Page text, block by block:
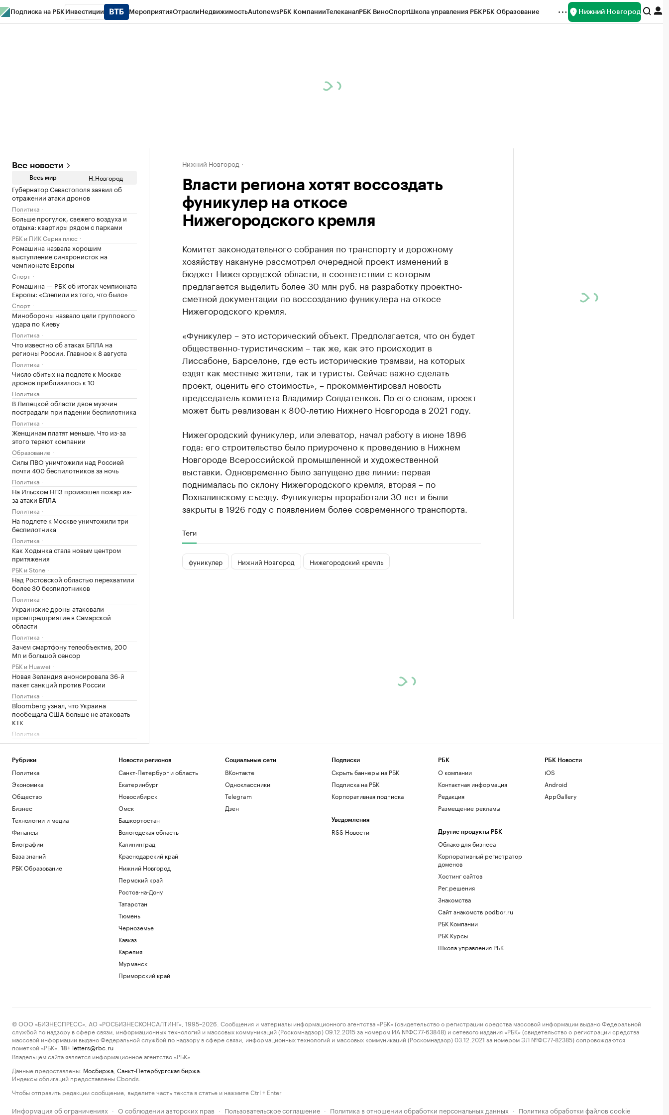
Подписка на РБК Инвестиции МероприятияОтраслиНедвижимостьAutonewsРБК КомпанииТелеканалРБК ВиноСпортШкола управления РБКРБК Образование Нижний Новгород
Все новости
Весь мир Н.Новгород
Губернатор Севастополя заявил об
отражении атаки дронов
Политика
Больше прогулок, свежего воздуха и
отдыха: квартиры рядом с парками
РБК и ПИК Серия плюс
Ромашина назвала хорошим
выступление синхронисток на
чемпионате Европы
Спорт
Ромашина — РБК об итогах чемпионата
Европы: «Слепили из того, что было»
Спорт
Минобороны назвало цели группового
удара по Киеву
Политика
Что известно об атаках БПЛА на
регионы России. Главное к 8 августа
Политика
Число сбитых на подлете к Москве
дронов приблизилось к 10
Политика
В Липецкой области двое мужчин
пострадали при падении беспилотника
Политика
Женщинам платят меньше. Что из-за
этого теряют компании
Образование
Силы ПВО уничтожили над Россией
почти 400 беспилотников за ночь
Политика
На Ильском НПЗ произошел пожар из-
за атаки БПЛА
Политика
На подлете к Москве уничтожили три
беспилотника
Политика
Как Ходынка стала новым центром
притяжения
РБК и Stone
Над Ростовской областью перехватили
более 30 беспилотников
Политика
Украинские дроны атаковали
промпредприятие в Самарской
области
Политика
Зачем смартфону телеобъектив, 200
Мп и большой сенсор
РБК и Huawei
Новая Зеландия анонсировала 36-й
пакет санкций против России
Политика
Bloomberg узнал, что Украина
пообещала США больше не атаковать
КТК
Политика
Axios узнал, что OpenAI замедлила
Технологии и медиа
В Московской области отменили
ракетную опасность
Политика
Нижний Новгород
Власти региона хотят воссоздать
фуникулер на откосе
Нижегородского кремля
Комитет законодательного собрания по транспорту и дорожному
хозяйству накануне рассмотрел очередной проект изменений в
бюджет Нижегородской области, в соответствии с которым
предлагается выделить более 30 млн руб. на разработку проектно-
сметной документации по воссозданию фуникулера на откосе
Нижегородского кремля.
«Фуникулер – это исторический объект. Предполагается, что он будет
общественно-туристическим – так же, как это происходит в
Лиссабоне, Барселоне, где есть исторические трамваи, на которых
ездят как местные жители, так и туристы. Сейчас важно сделать
проект, оценить его стоимость», – прокомментировал новость
председатель комитета Владимир Солдатенков. По его словам, проект
может быть реализован к 800-летию Нижнего Новгорода в 2021 году.
Нижегородский фуникулер, или элеватор, начал работу в июне 1896
года: его строительство было приурочено к проведению в Нижнем
Новгороде Всероссийской промышленной и художественной
выставки. Одновременно было запущено две линии: первая
поднималась по склону Нижегородского кремля, вторая – по
Похвалинскому съезду. Фуникулеры проработали 30 лет и были
закрыты в 1926 году с появлением более современного транспорта.
Теги
фуникулер Нижний Новгород Нижегородский кремль
Рубрики
Политика
Экономика
Общество
Бизнес
Технологии и медиа
Финансы
Биографии
База знаний
РБК Образование
Новости регионов
Санкт-Петербург и область
Екатеринбург
Новосибирск
Омск
Башкортостан
Вологодская область
Калининград
Краснодарский край
Нижний Новгород
Пермский край
Ростов-на-Дону
Татарстан
Тюмень
Черноземье
Кавказ
Карелия
Мурманск
Приморский край
Социальные сети
ВКонтакте
Одноклассники
Telegram
Дзен
Подписки
Скрыть баннеры на РБК
Подписка на РБК
Корпоративная подписка
Уведомления
RSS Новости
РБК
О компании
Контактная информация
Редакция
Размещение рекламы
Другие продукты РБК
Облако для бизнеса
Корпоративный регистратор
доменов
Хостинг сайтов
Рег.решения
Знакомства
Сайт знакомств podbor.ru
РБК Компании
РБК Курсы
Школа управления РБК
РБК Новости
iOS
Android
AppGallery
© ООО «БИЗНЕСПРЕСС», АО «РОСБИЗНЕСКОНСАЛТИНГ», 1995–2026. Сообщения и материалы информационного агентства «РБК» (свидетельство о регистрации средства массовой информации выдано Федеральной
службой по надзору в сфере связи, информационных технологий и массовых коммуникаций (Роскомнадзор) 09.12.2015 за номером ИА №ФС77-63848) и сетевого издания «РБК» (свидетельство о регистрации средства
массовой информации выдано Федеральной службой по надзору в сфере связи, информационных технологий и массовых коммуникаций (Роскомнадзор) 03.12.2021 за номером ЭЛ №ФС77-82385) сопровождаются
пометкой «РБК».
18+ letters@rbc.ru
Владельцем сайта является информационное агентство «РБК».
Данные предоставлены: Мосбиржа Санкт-Петербургская биржа
Индексы облигаций предоставлены Cbonds.
Чтобы отправить редакции сообщение, выделите часть текста в статье и нажмите Ctrl + Enter
Информация об ограничениях · О соблюдении авторских прав · Пользовательское соглашение · Политика в отношении обработки персональных данных · Политика обработки файлов cookie